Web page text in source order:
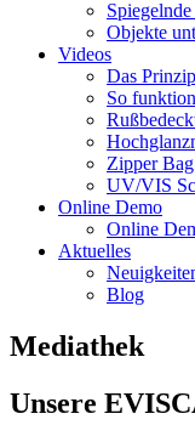
Objekte
Videos
Das Prinzip
So
Zipper Bag
UV/VIS
Online Demo
Online
Aktuelles
Blog
Mediathek
Unsere